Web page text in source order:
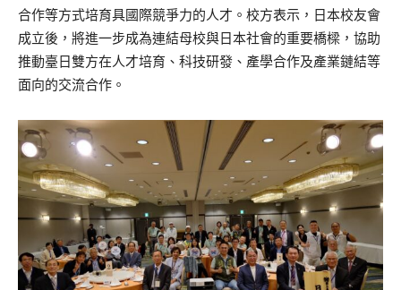
合作等方式培育具國際競爭力的人才。校方表示，日本校友會
成立後，將進一步成為連結母校與日本社會的重要橋樑，協助
推動臺日雙方在人才培育、科技研發、產學合作及產業鏈結等
面向的交流合作。